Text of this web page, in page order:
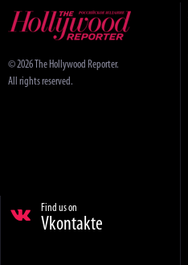
© 2026 The Hollywood Reporter.
All rights reserved.
Find us on
Vkontakte